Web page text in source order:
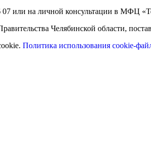
или на личной консультации в МФЦ
Челябинской области,
Политика использования cookie-